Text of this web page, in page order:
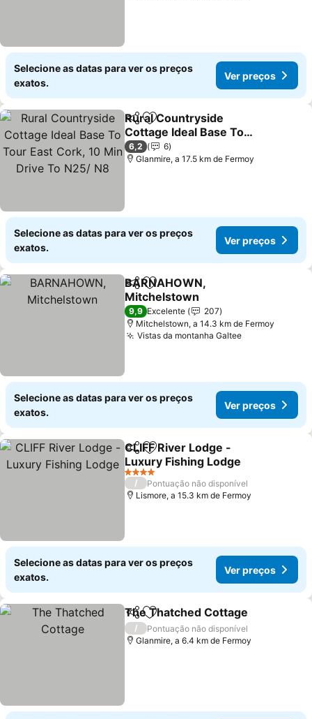
Selecione as datas para ver os preços
exatos.
Ver preços
PartilharAdicionar aos favoritos
Rural Countryside
Cottage Ideal Base To
Tour East Cork, 10 Min
Drive To N25/ N8
Ver preços
6,2
6
Glanmire, a 17.5 km de Fermoy
Selecione as datas para ver os preços
exatos.
Ver preços
PartilharAdicionar aos favoritos
BARNAHOWN,
Mitchelstown
Ver preços
9,9 Excelente
207
Mitchelstown, a 14.3 km de Fermoy
Vistas da montanha GalteeVer preços
Selecione as datas para ver os preços
exatos.
Ver preços
PartilharAdicionar aos favoritos
CLIFF River Lodge -
Luxury Fishing Lodge
Ver preços
4 Estrelas
/
Pontuação não disponível
Lismore, a 15.3 km de Fermoy
Selecione as datas para ver os preços
exatos.
Ver preços
PartilharAdicionar aos favoritos
The Thatched Cottage
/
Pontuação não disponível
Glanmire, a 6.4 km de Fermoy